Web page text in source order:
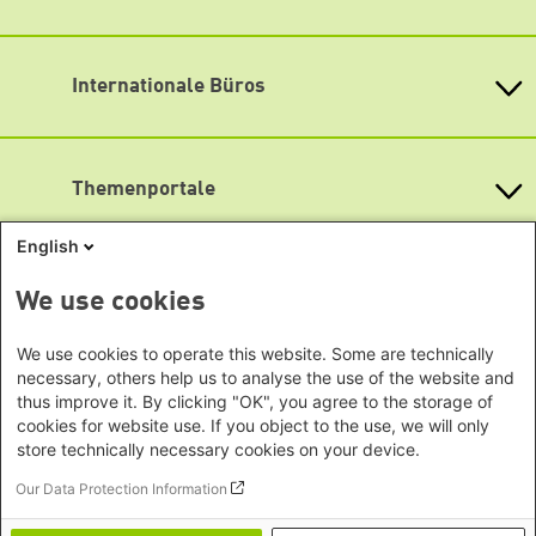
info@boell.de
Montag bis Freitag
Lageplan
Heinrich-Böll-Stiftungen in den
Baden-Württemberg
Berlin
Mecklenburg-Vorpommern
Niedersachsen
Nordrhein-Westfalen
Rheinland-Pfalz
Sachsen
Sachsen-Anhalt
Internationale Büros
Büro Neu-Delhi - Indien
Büro Phnom Penh - Kambodscha
Büro Südostasien
Dialog
Büro Horn von Afrika -
Somalia/Somaliland, Sudan,
Äthiopien
Büro Nairobi - Kenia, Uganda,
Tansania
Büro Abuja - Nigeria
Themenportale
Heimatkunde
Gunda-Werner-Institut
Archiv Grünes Gedächtnis
Studienwerk
Mediatheken
Antifeminismus begegnen
Gender Mediathek
Grüne Websites
Bündnis 90 / Die Grünen
Bundestagsfraktion
European Greens
Green European Foundation
Social Links
English
We use cookies
We use cookies to operate this website. Some are technically
necessary, others help us to analyse the use of the website and
thus improve it. By clicking "OK", you agree to the storage of
cookies for website use. If you object to the use, we will only
store technically necessary cookies on your device.
Our Data Protection Information